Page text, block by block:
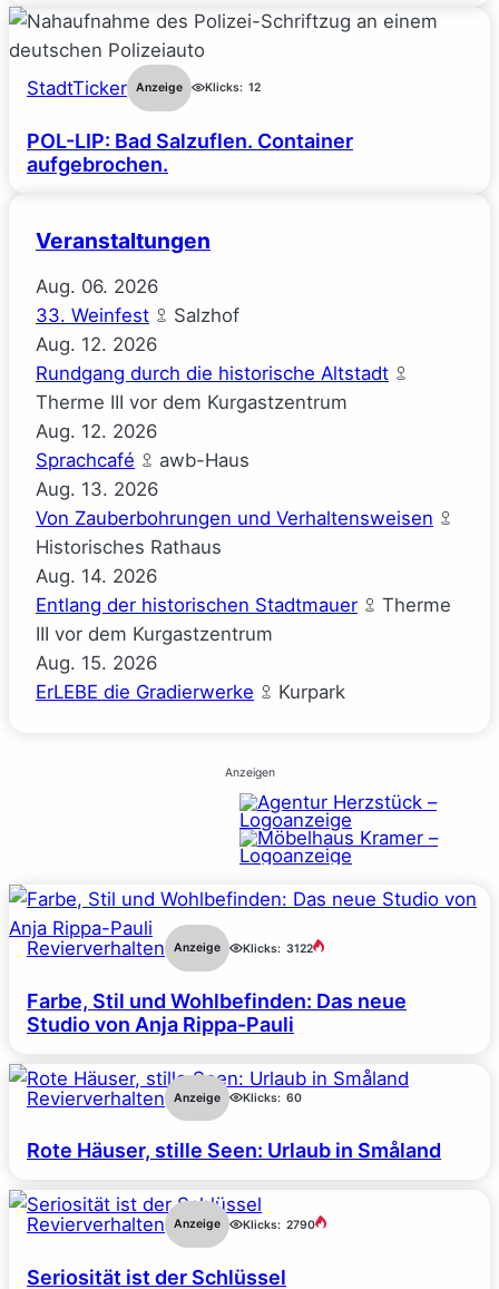
StadtTicker Anzeige Klicks: 12
POL-LIP: Bad Salzuflen. Container
aufgebrochen.
Veranstaltungen
Aug. 06. 2026
33. Weinfest
Salzhof
Aug. 12. 2026
Rundgang durch die historische Altstadt
Therme III vor dem Kurgastzentrum
Aug. 12. 2026
Sprachcafé
awb-Haus
Aug. 13. 2026
Von Zauberbohrungen und Verhaltensweisen
Historisches Rathaus
Aug. 14. 2026
Entlang der historischen Stadtmauer
Therme
III vor dem Kurgastzentrum
Aug. 15. 2026
ErLEBE die Gradierwerke
Kurpark
Anzeigen
Revierverhalten Anzeige Klicks: 3122
Farbe, Stil und Wohlbefinden: Das neue
Studio von Anja Rippa-Pauli
Revierverhalten Anzeige Klicks: 60
Rote Häuser, stille Seen: Urlaub in Småland
Revierverhalten Anzeige Klicks: 2790
Seriosität ist der Schlüssel